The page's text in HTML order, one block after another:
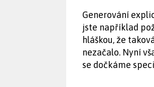
Generování
jste například
hláškou, že
nezačalo. Nyní
se dočkáme